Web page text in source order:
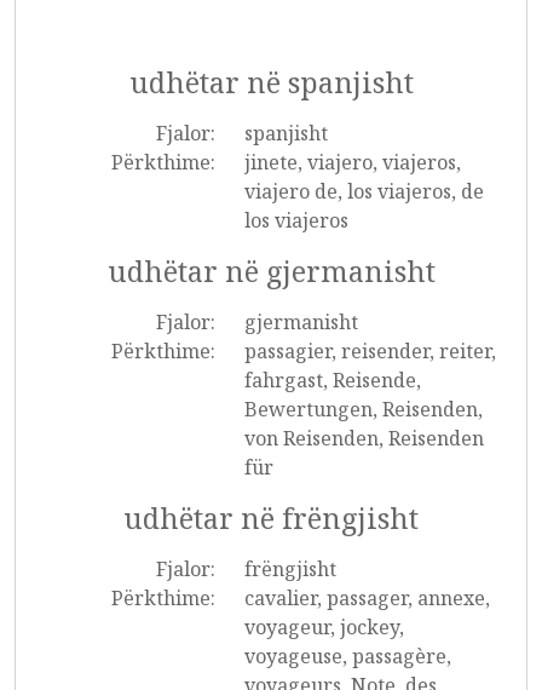
udhëtar në spanjisht
Fjalor:
spanjisht
Përkthime:
jinete, viajero, viajeros,
viajero de, los viajeros, de
los viajeros
udhëtar në gjermanisht
Fjalor:
gjermanisht
Përkthime:
passagier, reisender, reiter,
fahrgast, Reisende,
Bewertungen, Reisenden,
von Reisenden, Reisenden
für
udhëtar në frëngjisht
Fjalor:
frëngjisht
Përkthime:
cavalier, passager, annexe,
voyageur, jockey,
voyageuse, passagère,